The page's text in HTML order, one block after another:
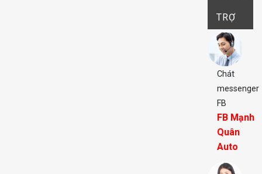
TRỢ
Chát
messenger
FB
FB Mạnh
Quân
Auto